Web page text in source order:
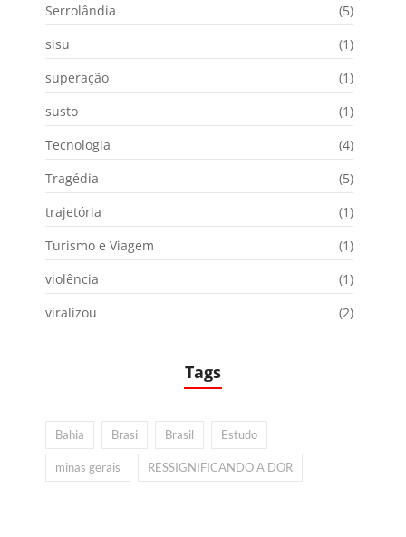
Serrolândia
(5)
sisu
(1)
superação
(1)
susto
(1)
Tecnologia
(4)
Tragédia
(5)
trajetória
(1)
Turismo e Viagem
(1)
violência
(1)
viralizou
(2)
Tags
Bahia Brasi Brasil Estudo
minas gerais RESSIGNIFICANDO A DOR